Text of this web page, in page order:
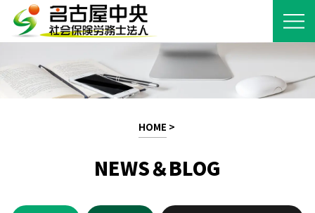
HOME >
NEWS＆BLOG